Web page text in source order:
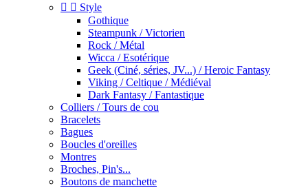
  Style
Gothique
Steampunk / Victorien
Rock / Métal
Wicca / Esotérique
Geek (Ciné, séries, JV...) / Heroic Fantasy
Viking / Celtique / Médiéval
Dark Fantasy / Fantastique
Colliers / Tours de cou
Bracelets
Bagues
Boucles d'oreilles
Montres
Broches, Pin's...
Boutons de manchette